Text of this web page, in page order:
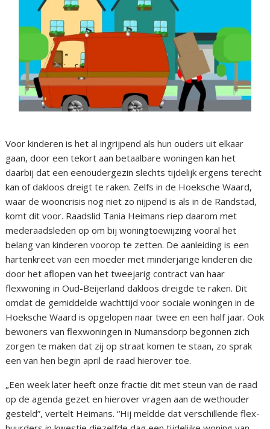
Voor kinderen is het al ingrijpend als hun ouders uit elkaar
gaan, door een tekort aan betaalbare woningen kan het
daarbij dat een eenoudergezin slechts tijdelijk ergens terecht
kan of dakloos dreigt te raken. Zelfs in de Hoeksche Waard,
waar de wooncrisis nog niet zo nijpend is als in de Randstad,
komt dit voor. Raadslid Tania Heimans riep daarom met
mederaadsleden op om bij woningtoewijzing vooral het
belang van kinderen voorop te zetten. De aanleiding is een
hartenkreet van een moeder met minderjarige kinderen die
door het aflopen van het tweejarig contract van haar
flexwoning in Oud-Beijerland dakloos dreigde te raken. Dit
omdat de gemiddelde wachttijd voor sociale woningen in de
Hoeksche Waard is opgelopen naar twee en een half jaar. Ook
bewoners van flexwoningen in Numansdorp begonnen zich
zorgen te maken dat zij op straat komen te staan, zo sprak
een van hen begin april de raad hierover toe.
„Een week later heeft onze fractie dit met steun van de raad
op de agenda gezet en hierover vragen aan de wethouder
gesteld”, vertelt Heimans. “Hij meldde dat verschillende flex-